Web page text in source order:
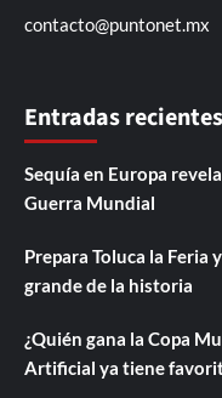
contacto@puntonet.mx
Entradas recientes
Sequía en Europa
Guerra Mundial
Prepara Toluca la
grande de la historia
¿Quién gana la Copa
Artificial ya tiene